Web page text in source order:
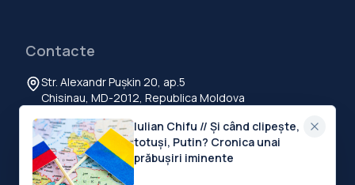
Contacte
Str. Alexandr Pușkin 20, ap.5
Chisinau, MD-2012, Republica Moldova
contact@deschide.mdIulian Chifu // Și când clipește,
totuși, Putin? Cronica unai
prăbușiri iminente